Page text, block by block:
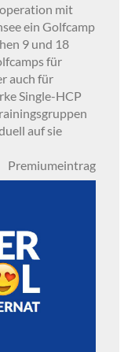
mit
ein Golfcamp
9 und 18
für
auch für
Single-HCP
auf sie
Premiumeintrag